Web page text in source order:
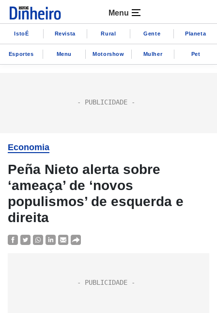
Menu
IstoÉ Revista Rural Gente Planeta
Esportes Menu Motorshow Mulher Pet
Economia
Peña Nieto alerta sobre
‘ameaça’ de ‘novos
populismos’ de esquerda e
direita